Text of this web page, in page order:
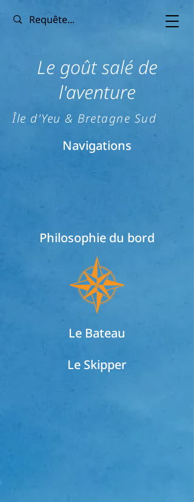
Le goût salé de
l'aventure
Île d'Yeu & Bretagne Sud
Navigations
Philosophie du bord
Le Bateau
Le Skipper